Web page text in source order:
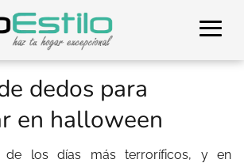
dedos para
en halloween
de los días más terroríficos, y en